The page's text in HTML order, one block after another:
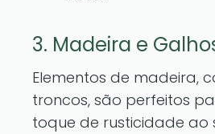
3. Madeira e
Elementos de madeira,
troncos, são perfeitos
toque de rusticidade ao